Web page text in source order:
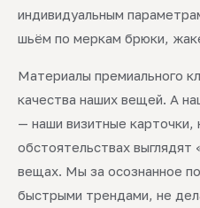
индивидуальным
шьём по меркам брюки,
Материалы премиального
качества наших вещей. А
— наши визитные
обстоятельствах выглядят
вещах. Мы за осознанное
быстрыми трендами, не